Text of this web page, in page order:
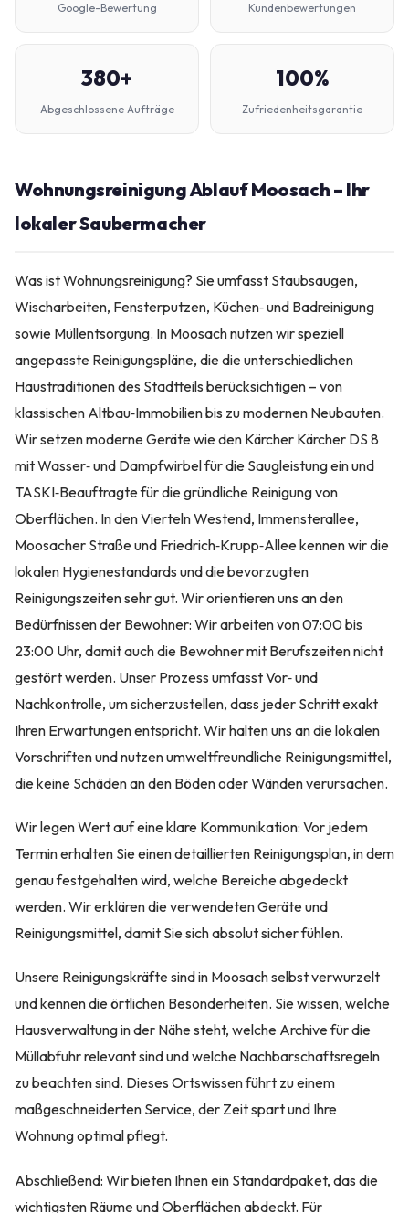
Google-Bewertung Kundenbewertungen
380+
Abgeschlossene Aufträge
100%
Zufriedenheitsgarantie
Wohnungsreinigung Ablauf Moosach – Ihr
lokaler Saubermacher
Was ist Wohnungsreinigung? Sie umfasst Staubsaugen,
Wischarbeiten, Fensterputzen, Küchen‑ und Badreinigung
sowie Müllentsorgung. In Moosach nutzen wir speziell
angepasste Reinigungspläne, die die unterschiedlichen
Haustraditionen des Stadtteils berücksichtigen – von
klassischen Altbau‑Immobilien bis zu modernen Neubauten.
Wir setzen moderne Geräte wie den Kärcher Kärcher DS 8
mit Wasser‑ und Dampf­wirbel für die Saugleistung ein und
TASKI‑Beauftragte für die gründliche Reinigung von
Oberflächen. In den Vierteln Westend, Immensterallee,
Moosacher Straße und Friedrich‑Krupp‑Allee kennen wir die
lokalen Hygienestandards und die bevorzugten
Reinigungszeiten sehr gut. Wir orientieren uns an den
Bedürfnissen der Bewohner: Wir arbeiten von 07:00 bis
23:00 Uhr, damit auch die Bewohner mit Berufszeiten nicht
gestört werden. Unser Prozess umfasst Vor‑ und
Nachkontrolle, um sicherzustellen, dass jeder Schritt exakt
Ihren Erwartungen entspricht. Wir halten uns an die lokalen
Vorschriften und nutzen umweltfreundliche Reinigungsmittel,
die keine Schäden an den Böden oder Wänden verursachen.
Wir legen Wert auf eine klare Kommunikation: Vor jedem
Termin erhalten Sie einen detaillierten Reinigungsplan, in dem
genau festgehalten wird, welche Bereiche abgedeckt
werden. Wir erklären die verwendeten Geräte und
Reinigungsmittel, damit Sie sich absolut sicher fühlen.
Unsere Reinigungskräfte sind in Moosach selbst verwurzelt
und kennen die örtlichen Besonderheiten. Sie wissen, welche
Hausverwaltung in der Nähe steht, welche Archive für die
Müllabfuhr relevant sind und welche Nachbarschaftsregeln
zu beachten sind. Dieses Ortswissen führt zu einem
maßgeschneiderten Service, der Zeit spart und Ihre
Wohnung optimal pflegt.
Abschließend: Wir bieten Ihnen ein Standardpaket, das die
wichtigsten Räume und Oberflächen abdeckt. Für